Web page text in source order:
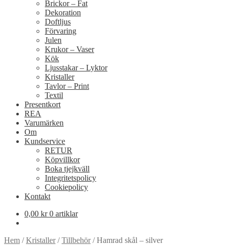
Brickor – Fat
Dekoration
Doftljus
Förvaring
Julen
Krukor – Vaser
Kök
Ljusstakar – Lyktor
Kristaller
Tavlor – Print
Textil
Presentkort
REA
Varumärken
Om
Kundservice
RETUR
Köpvillkor
Boka tjejkväll
Integritetspolicy
Cookiepolicy
Kontakt
0,00 kr 0 artiklar
Hem /Kristaller/Tillbehör/Hamrad skål – silver